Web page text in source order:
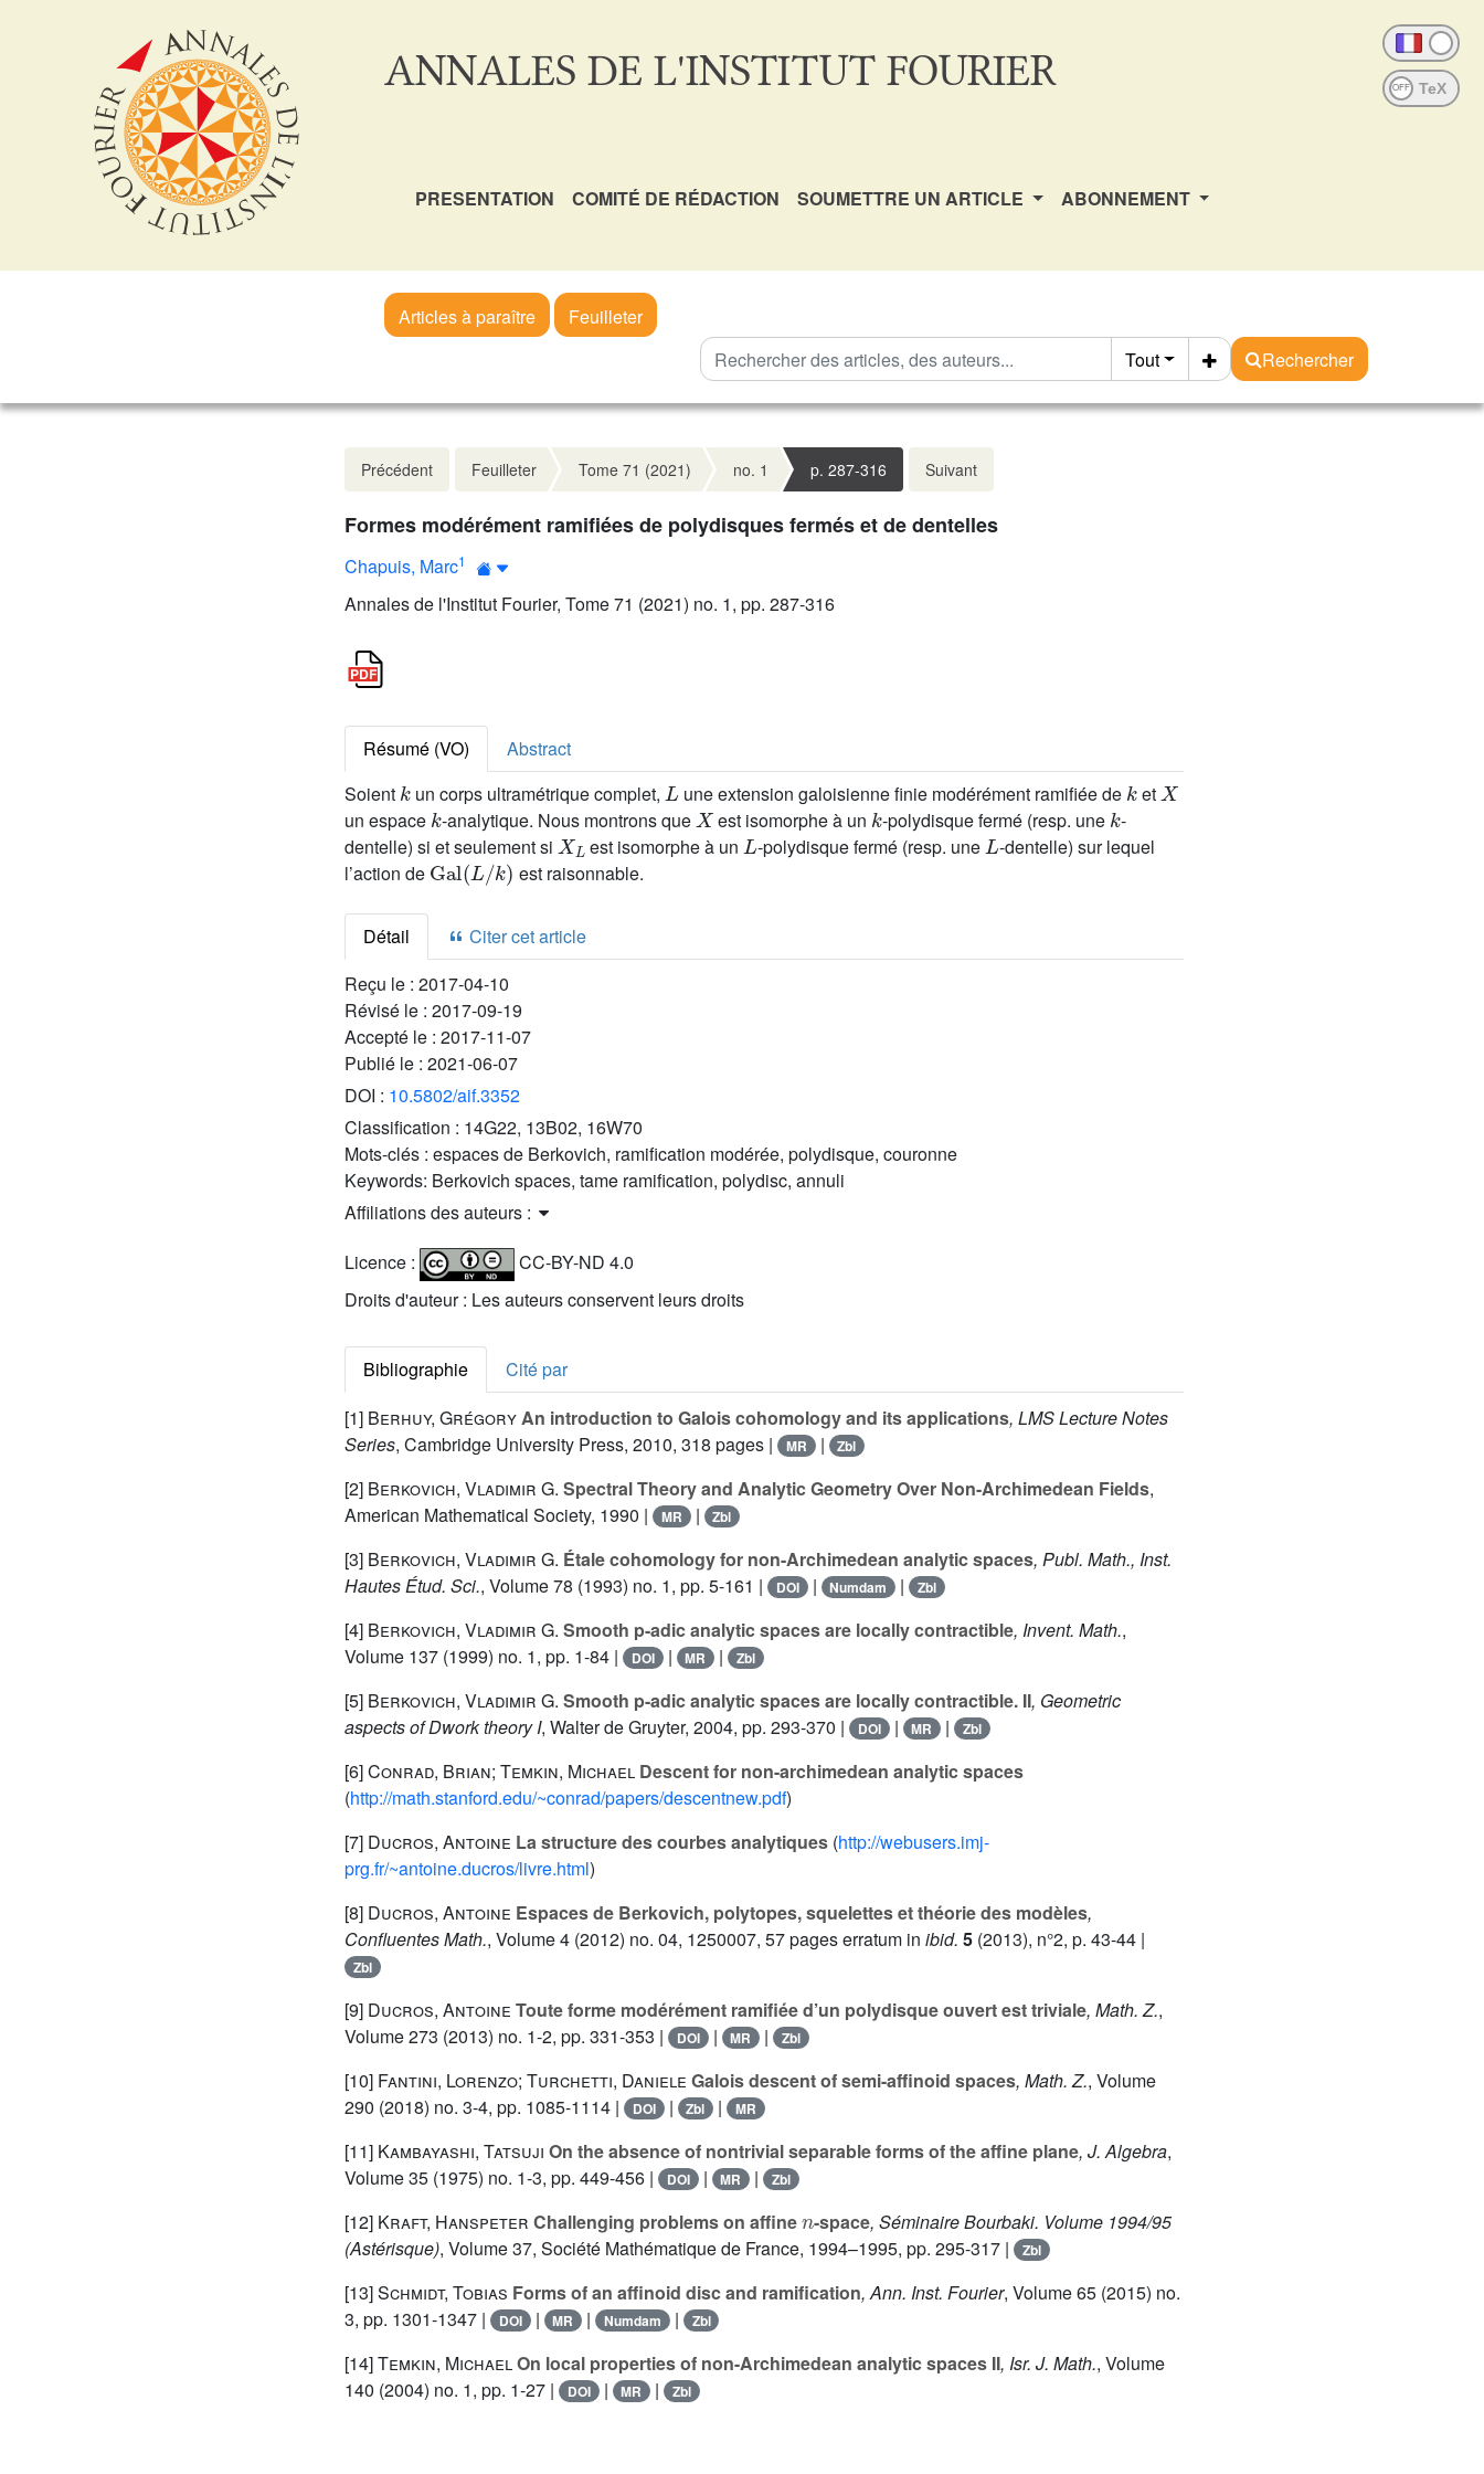
ANNALES DE L'INSTITUT FOURIER OFF
PRESENTATION COMITÉ DE RÉDACTION SOUMETTRE UN ARTICLE ABONNEMENT
Articles à paraître
Feuilleter
Tout
Rechercher
Précédent Feuilleter Tome 71 (2021) no. 1 p. 287-316 Suivant
Formes modérément ramifiées de polydisques fermés et de dentelles
Chapuis, Marc1
Annales de l'Institut Fourier, Tome 71 (2021) no. 1, pp. 287-316
Résumé (VO)
Abstract
Soient
un corps ultramétrique complet,
L
une extension galoisienne finie modérément ramifiée de
k
et
X
un espace
k
-analytique. Nous montrons que
X
est isomorphe à un
k
-polydisque fermé (resp. une
k
-
dentelle) si et seulement si
XL
est isomorphe à un
L
-polydisque fermé (resp. une
L
-dentelle) sur lequel
l’action de
Gal(L/k)
est raisonnable.
Détail
Citer cet article
Reçu le : 2017-04-10
Révisé le : 2017-09-19
Accepté le : 2017-11-07
Publié le : 2021-06-07
DOI : 10.5802/aif.3352
Classification : 14G22, 13B02, 16W70
Mots-clés : espaces de Berkovich, ramification modérée, polydisque, couronne
Keywords: Berkovich spaces, tame ramification, polydisc, annuli
Affiliations des auteurs :
Licence :
CC-BY-ND 4.0
Droits d'auteur : Les auteurs conservent leurs droits
Bibliographie
Cité par
[1] Berhuy, GrégoryAn introduction to Galois cohomology and its applications, LMS Lecture Notes
Series, Cambridge University Press, 2010, 318 pages | MR | Zbl
[2] Berkovich, Vladimir G. Spectral Theory and Analytic Geometry Over Non-Archimedean Fields,
American Mathematical Society, 1990 |
MR | Zbl
[3] Berkovich, Vladimir G. Étale cohomology for non-Archimedean analytic spaces, Publ. Math., Inst.
Hautes Étud. Sci., Volume 78 (1993) no. 1, pp. 5-161 | DOI | Numdam | Zbl
[4] Berkovich, Vladimir G. Smooth p-adic analytic spaces are locally contractible, Invent. Math.,
Volume 137 (1999) no. 1, pp. 1-84 | DOI | MR | Zbl
[5] Berkovich, Vladimir G. Smooth p-adic analytic spaces are locally contractible. II, Geometric
aspects of Dwork theory I, Walter de Gruyter, 2004, pp. 293-370 | DOI | MR | Zbl
[6]Conrad, Brian; Temkin, Michael Descent for non-archimedean analytic spaces
(http://math.stanford.edu/~conrad/papers/descentnew.pdf)
[7] Ducros, Antoine La structure des courbes analytiques (http://webusers.imj-
prg.fr/~antoine.ducros/livre.html)
[8] Ducros, Antoine Espaces de Berkovich, polytopes, squelettes et théorie des modèles,
Confluentes Math., Volume 4 (2012) no. 04, 1250007, 57 pages erratum in ibid. 5 (2013), n°2, p. 43-44 |
Zbl
[9] Ducros, Antoine Toute forme modérément ramifiée d’un polydisque ouvert est triviale, Math. Z.,
Volume 273 (2013) no. 1-2, pp. 331-353 | DOI | MR | Zbl
[10] Fantini, Lorenzo; Turchetti, Daniele Galois descent of semi-affinoid spaces, Math. Z., Volume
290 (2018) no. 3-4, pp. 1085-1114 | DOI | Zbl | MR
[11] Kambayashi, Tatsuji On the absence of nontrivial separable forms of the affine plane, J. Algebra,
Volume 35 (1975) no. 1-3, pp. 449-456 | DOI | MR | Zbl
[12] Kraft, Hanspeter Challenging problems on affine -space, Séminaire Bourbaki. Volume 1994/95
(Astérisque), Volume 37, Société Mathématique de France, 1994–1995, pp. 295-317 | Zbl
[13]Schmidt, Tobias Forms of an affinoid disc and ramification, Ann. Inst. Fourier, Volume 65 (2015) no.
3, pp. 1301-1347 |
DOI | MR | Numdam | Zbl
[14]Temkin, MichaelOn local properties of non-Archimedean analytic spaces II, Isr. J. Math., Volume
140 (2004) no. 1, pp. 1-27 | DOI | MR | Zbl